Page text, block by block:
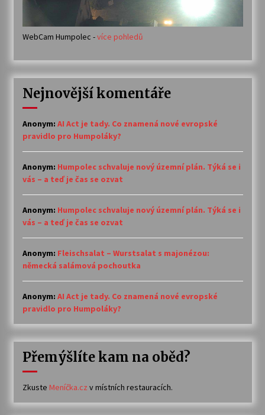
WebCam Humpolec -více pohledů
Nejnovější komentáře
Anonym: AI Act je tady. Co znamená nové evropské
pravidlo pro Humpoláky?
Anonym: Humpolec schvaluje nový územní plán. Týká se i
vás – a teď je čas se ozvat
Anonym: Humpolec schvaluje nový územní plán. Týká se i
vás – a teď je čas se ozvat
Anonym: Fleischsalat – Wurstsalat s majonézou:
německá salámová pochoutka
Anonym: AI Act je tady. Co znamená nové evropské
pravidlo pro Humpoláky?
Přemýšlíte kam na oběd?
Zkuste Meníčka.cz v místních restauracích.